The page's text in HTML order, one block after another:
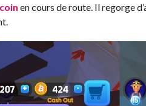
en cours de route. Il regorge